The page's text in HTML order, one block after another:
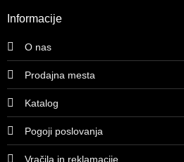
Informacije
O nas
Prodajna mesta
Katalog
Pogoji poslovanja
Vračila in reklamacije